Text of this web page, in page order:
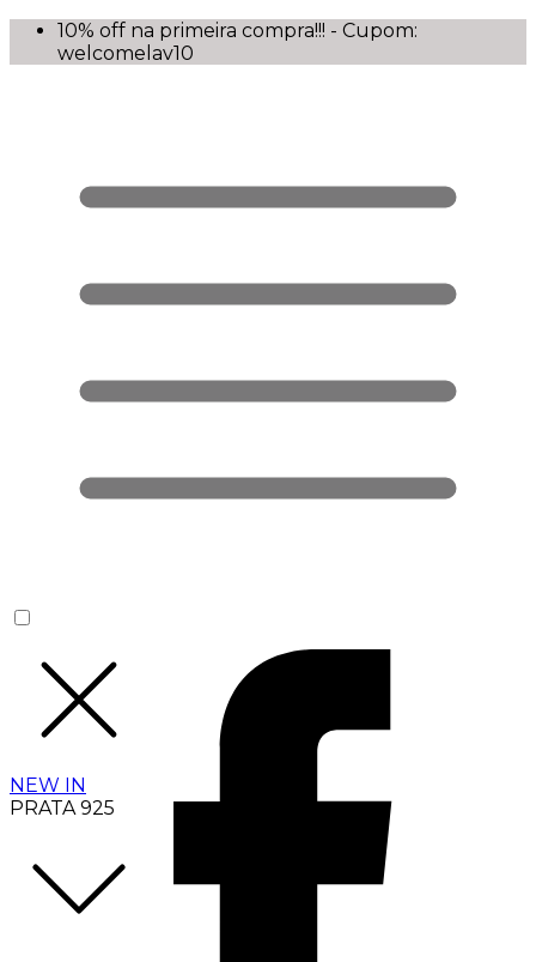
10% off na primeira compra!!! - Cupom:
welcomelav10
NEW IN
PRATA 925